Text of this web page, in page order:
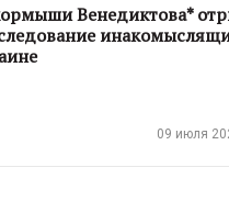
Венедиктова*
09 июля